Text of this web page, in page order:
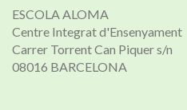
ESCOLA ALOMA
Centre Integrat d'Ensenyament
Carrer Torrent Can Piquer s/n
08016 BARCELONA